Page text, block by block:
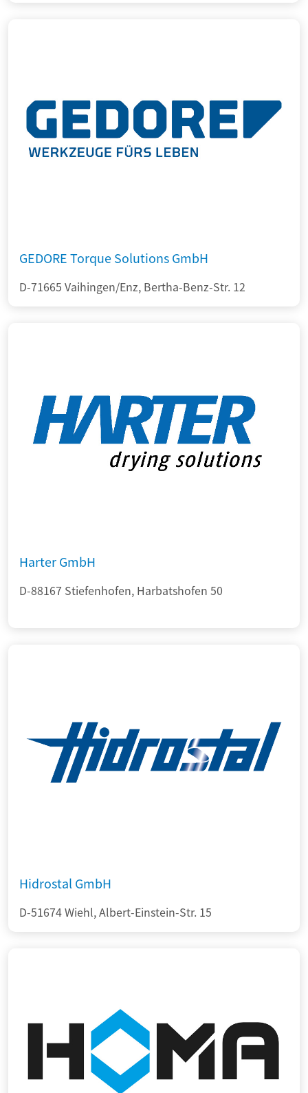
GEDORE Torque Solutions GmbH
D-71665 Vaihingen/Enz, Bertha-Benz-Str. 12
Harter GmbH
D-88167 Stiefenhofen, Harbatshofen 50
Hidrostal GmbH
D-51674 Wiehl, Albert-Einstein-Str. 15